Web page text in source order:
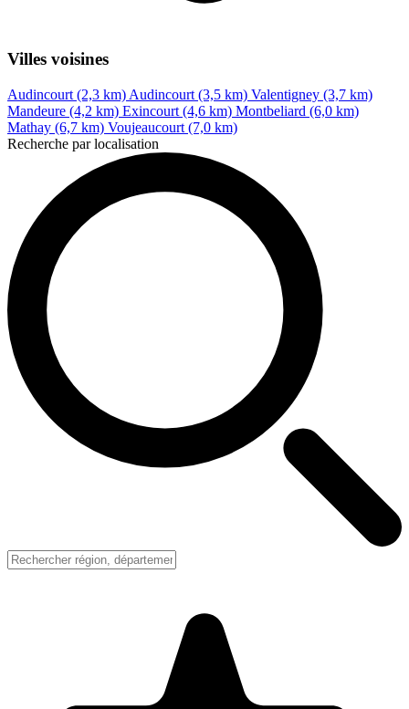
Villes voisines
Audincourt (2,3 km) Audincourt (3,5 km) Valentigney (3,7 km)
Mandeure (4,2 km) Exincourt (4,6 km) Montbeliard (6,0 km)
Mathay (6,7 km) Voujeaucourt (7,0 km)
Recherche par localisation